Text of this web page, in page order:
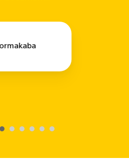
Gilg
BPM Sports GmbH